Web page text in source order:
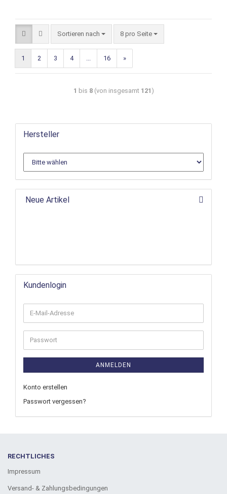
Sortieren nach 8 pro Seite
1 2 3 4 16 »
1 bis 8(von insgesamt 121 )
Hersteller
Neue Artikel
Kundenlogin
ANMELDEN
Konto erstellen
Passwort vergessen?
RECHTLICHES
Impressum
Versand- & Zahlungsbedingungen